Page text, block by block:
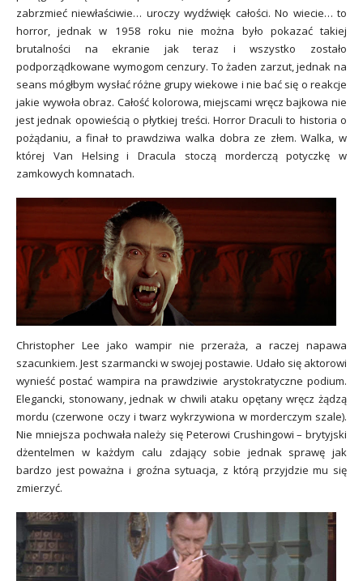
zabrzmieć niewłaściwie… uroczy wydźwięk całości. No wiecie… to
horror, jednak w 1958 roku nie można było pokazać takiej
brutalności na ekranie jak teraz i wszystko zostało
podporządkowane wymogom cenzury. To żaden zarzut, jednak na
seans mógłbym wysłać różne grupy wiekowe i nie bać się o reakcje
jakie wywoła obraz. Całość kolorowa, miejscami wręcz bajkowa nie
jest jednak opowieścią o płytkiej treści. Horror Draculi to historia o
pożądaniu, a finał to prawdziwa walka dobra ze złem. Walka, w
której Van Helsing i Dracula stoczą morderczą potyczkę w
zamkowych komnatach.
Christopher Lee jako wampir nie przeraża, a raczej napawa
szacunkiem. Jest szarmancki w swojej postawie. Udało się aktorowi
wynieść postać wampira na prawdziwie arystokratyczne podium.
Elegancki, stonowany, jednak w chwili ataku opętany wręcz żądzą
mordu (czerwone oczy i twarz wykrzywiona w morderczym szale).
Nie mniejsza pochwała należy się Peterowi Crushingowi – brytyjski
dżentelmen w każdym calu zdający sobie jednak sprawę jak
bardzo jest poważna i groźna sytuacja, z którą przyjdzie mu się
zmierzyć.